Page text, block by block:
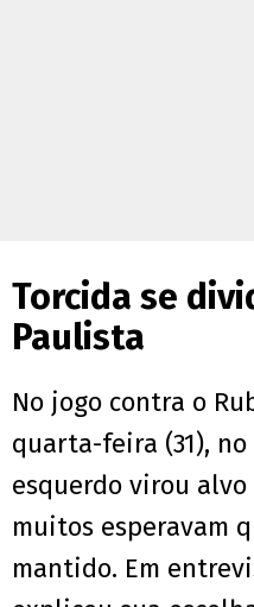
Torcida se
Paulista
No jogo contra o
quarta-feira (31),
esquerdo virou
muitos esperavam
mantido. Em